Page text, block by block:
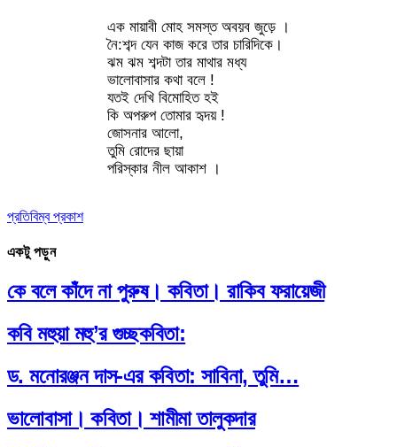
এক মায়াবী মোহ সমস্ত অবয়ব জুড়ে ।
নৈ:শব্দ যেন কাজ করে তার চারিদিকে।
ঝম ঝম শব্দটা তার মাথার মধ্য
ভালোবাসার কথা বলে !
যতই দেখি বিমোহিত হই
কি অপরুপ তোমার হৃদয় !
জোসনার আলো,
তুমি রোদের ছায়া
পরিস্কার নীল আকাশ ।
প্রতিবিম্ব প্রকাশ
একটু পড়ুন
কে বলে কাঁদে না পুরুষ। কবিতা। রাকিব ফরায়েজী
কবি মহুয়া মহু’র গুচ্ছকবিতা:
ড. মনোরঞ্জন দাস-এর কবিতা: সাবিনা, তুমি…
ভালোবাসা। কবিতা। শামীমা তালুকদার